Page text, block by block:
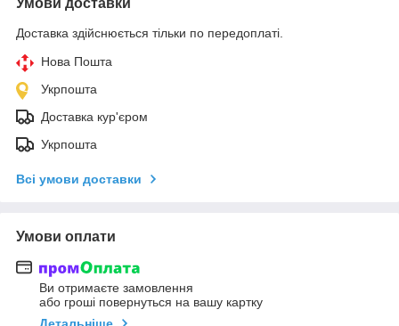
Умови доставки
Доставка здійснюється тільки по передоплаті.
Нова Пошта
Укрпошта
Доставка кур'єром
Укрпошта
Всі умови доставки
Умови оплати
Ви отримаєте замовлення
або гроші повернуться на вашу картку